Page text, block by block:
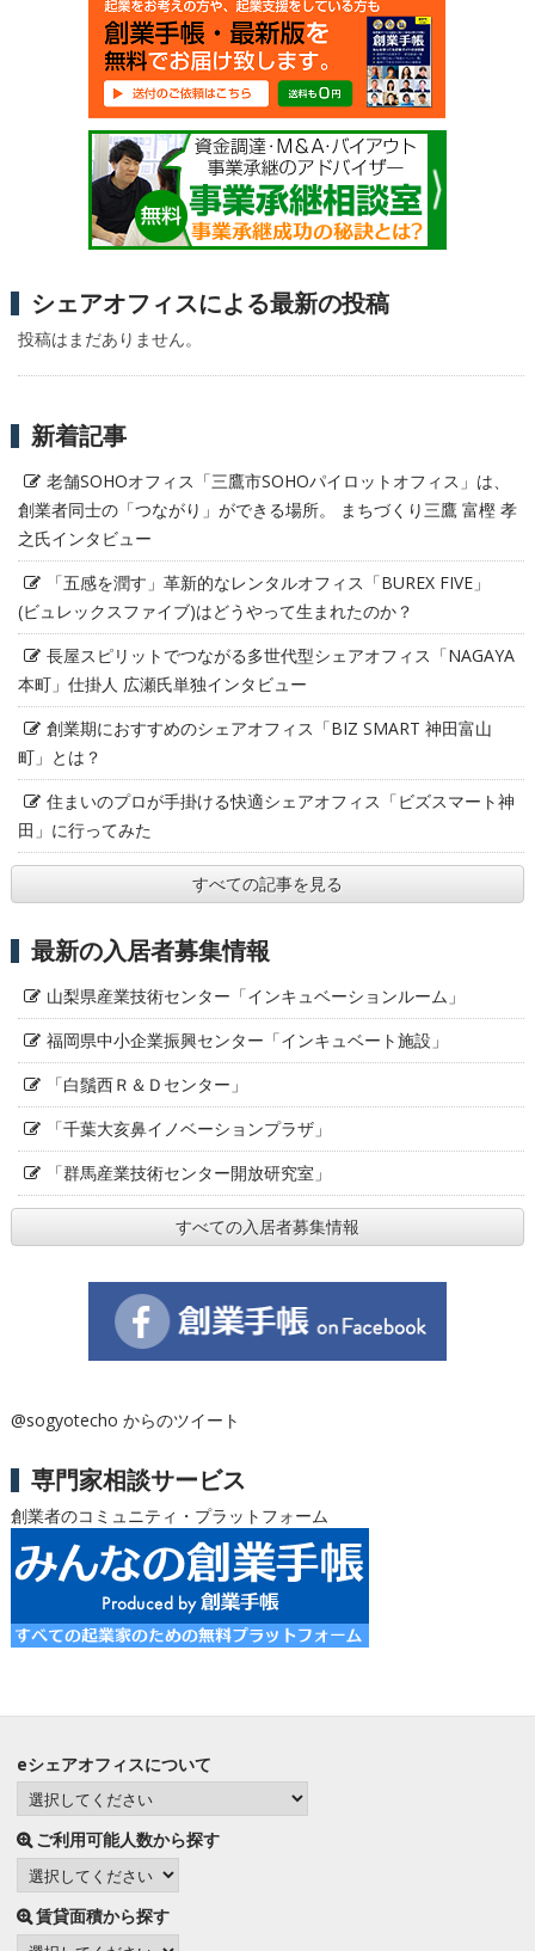
シェアオフィスによる最新の投稿
投稿はまだありません。
新着記事
老舗SOHOオフィス「三鷹市SOHOパイロットオフィス」は、
創業者同士の「つながり」ができる場所。 まちづくり三鷹 富樫 孝
之氏インタビュー
「五感を潤す」革新的なレンタルオフィス「BUREX FIVE」
(ビュレックスファイブ)はどうやって生まれたのか？
長屋スピリットでつながる多世代型シェアオフィス「NAGAYA
本町」仕掛人 広瀬氏単独インタビュー
創業期におすすめのシェアオフィス「BIZ SMART 神田富山
町」とは？
住まいのプロが手掛ける快適シェアオフィス「ビズスマート神
田」に行ってみた
すべての記事を見る
最新の入居者募集情報
山梨県産業技術センター「インキュベーションルーム」
福岡県中小企業振興センター「インキュベート施設」
「白鬚西Ｒ＆Ｄセンター」
「千葉大亥鼻イノベーションプラザ」
「群馬産業技術センター開放研究室」
すべての入居者募集情報
@sogyotecho からのツイート
専門家相談サービス
創業者のコミュニティ・プラットフォーム
eシェアオフィスについて
ご利用可能人数から探す
賃貸面積から探す